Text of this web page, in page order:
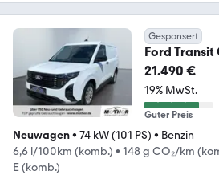
Gesponsert
Ford Transit
EcoBoost
21.490 €
19% MwSt.
Guter Preis
Neuwagen• 74 kW (101 PS) • Benzin
6,6 l/100km (komb.) • 148 g CO₂/km
E (komb.)